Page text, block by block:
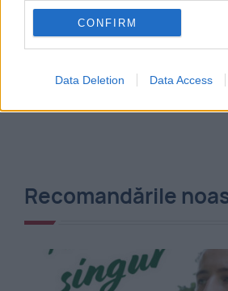
CONFIRM
Data Deletion Data Access
Recomandările